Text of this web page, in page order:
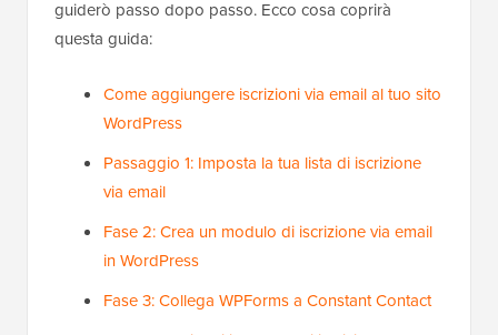
guiderò passo dopo passo. Ecco cosa coprirà
questa guida:
Come aggiungere iscrizioni via email al tuo sito
WordPress
Passaggio 1: Imposta la tua lista di iscrizione
via email
Fase 2: Crea un modulo di iscrizione via email
in WordPress
Fase 3: Collega WPForms a Constant Contact